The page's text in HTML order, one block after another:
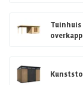
Tuinhuis